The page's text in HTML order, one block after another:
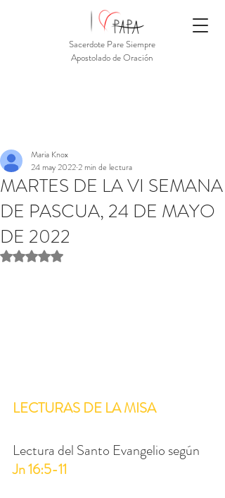
Sacerdote Pare Siempre
Apostolado de Oración
MARTES DE LA VI SEMANA
DE PASCUA, 24 DE MAYO
DE 2022
Maria Knox
24 may 20222 min de lectura
Obtuvo NaN de 5 estrellas.
LECTURAS DE LA MISA
Lectura del Santo Evangelio según
Jn 16:5-11